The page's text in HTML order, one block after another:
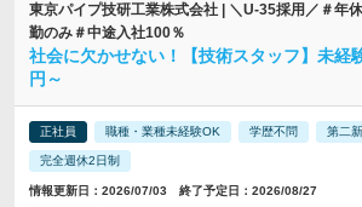
東京パイプ技研工業株式会社 | ＼U-35採用／＃年
勤のみ＃中途入社100％
社会に欠かせない！【技術スタッフ】未経
円～
正社員 職種・業種未経験OK 学歴不問 第二
完全週休2日制
情報更新日：2026/07/03 終了予定日：2026/08/27